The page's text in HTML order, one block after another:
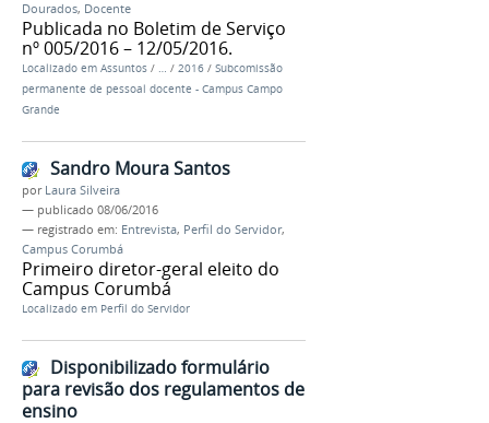
Dourados, Docente
Publicada no Boletim de Serviço
nº 005/2016 – 12/05/2016.
Localizado em Assuntos / … / 2016 / Subcomissão
permanente de pessoal docente - Campus Campo
Grande
Sandro Moura Santos
por Laura Silveira
— publicado 08/06/2016
— registrado em: Entrevista, Perfil do Servidor,
Campus Corumbá
Primeiro diretor-geral eleito do
Campus Corumbá
Localizado em Perfil do Servidor
Disponibilizado formulário
para revisão dos regulamentos de
ensino